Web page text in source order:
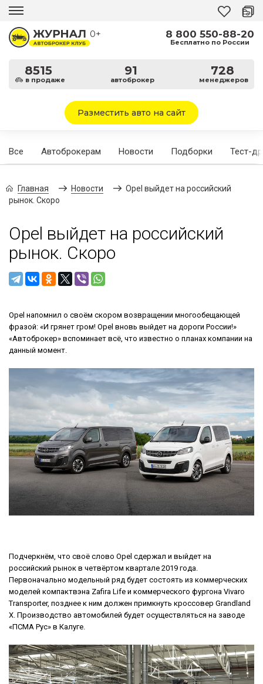
0+
8515
в продаже
91
автоброкер
728
менеджеров
8 800 550-88-20
Бесплатно по России
Разместить авто на сайт
Все Автоброкерам Новости Подборки Тест-
Главная Новости
Opel выйдет на российский
рынок. Скоро
Opel выйдет на российский
рынок. Скоро
Opel напомнил о своём скором возвращении многообещающей
фразой: «И грянет гром! Opel вновь выйдет на дороги России!»
«Автоброкер» вспоминает всё, что известно о планах компании на
данный момент.
Подчеркнём, что своё слово Opel сдержал и выйдет на
российский рынок в четвёртом квартале 2019 года.
Первоначально модельный ряд будет состоять из коммерческих
моделей компактвэна Zafira Life и коммерческого фургона Vivaro
Transporter, позднее к ним должен примкнуть кроссовер Grandland
X. Производство автомобилей будет осуществляться на заводе
«ПСМА Рус» в Калуге.